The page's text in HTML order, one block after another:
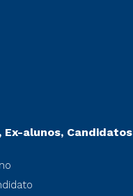
Ex-alunos, Candidatos